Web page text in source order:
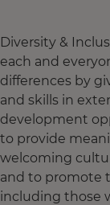
Diversity &
each and
differences by
and skills in
development
to provide
welcoming
and to promote
including those